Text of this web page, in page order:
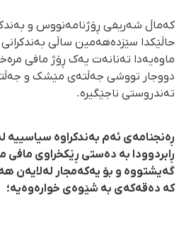
کەماڵ شەریفی ڕۆژنامەنووس و
حاڵێکدا سێزدەهەمین ساڵی
ماوەیەدا تەنانەت یەک ڕۆژ مافی
دووجار تووشی جەڵتەی مێشک و
تەندروستی ناجێگیرە.
ڕەنجنامەی ئەم بەندکراوە سیاسییە
ڕابردوودا بە دەستی ڕێکخراوی مافی
گەیشتووە و بۆ یەکەمجار لەلایەن
کە دەقەکەی بە شێوەی خوارەوەیە؛